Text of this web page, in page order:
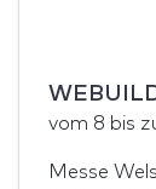
vom 8 bis
Messe Wels